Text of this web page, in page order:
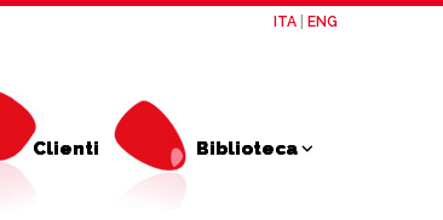
ITA ENG
Clienti Biblioteca